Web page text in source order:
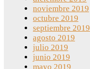
noviembre 2019
octubre 2019
septiembre 2019
agosto 2019
julio 2019
junio 2019
mayo 2019